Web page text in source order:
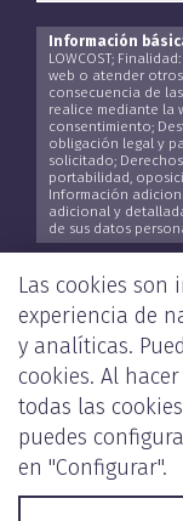
Información
LOWCOST;
web o atender
consecuencia de
realice mediante la
consentimiento;
obligación legal y
solicitado;
portabilidad,
Información
adicional y
de sus datos
Las cookies
experiencia de
y analíticas.
cookies. Al
todas las
puedes
en "Configurar".